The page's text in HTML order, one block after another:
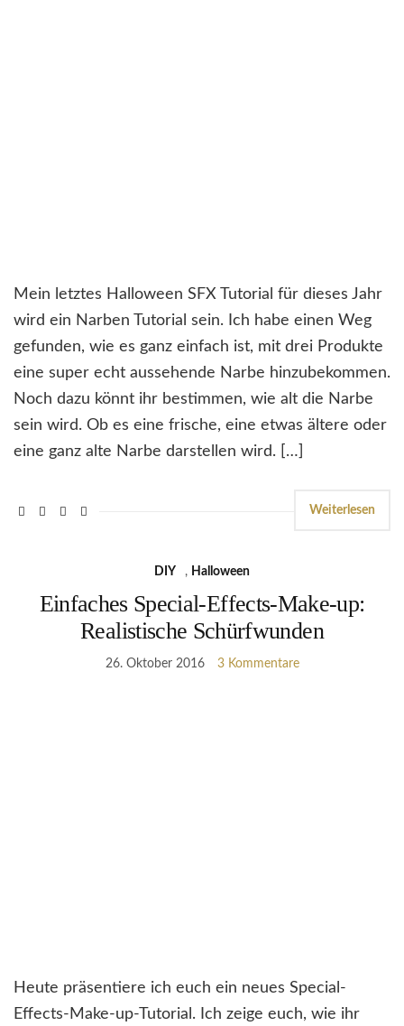
Mein letztes Halloween SFX Tutorial für dieses Jahr
wird ein Narben Tutorial sein. Ich habe einen Weg
gefunden, wie es ganz einfach ist, mit drei Produkte
eine super echt aussehende Narbe hinzubekommen.
Noch dazu könnt ihr bestimmen, wie alt die Narbe
sein wird. Ob es eine frische, eine etwas ältere oder
eine ganz alte Narbe darstellen wird. […]
Weiterlesen
DIY , Halloween
Einfaches Special-Effects-Make-up:
Realistische Schürfwunden
26. Oktober 2016 3 Kommentare
Heute präsentiere ich euch ein neues Special-
Effects-Make-up-Tutorial. Ich zeige euch, wie ihr